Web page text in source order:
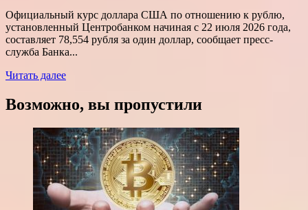
Официальный курс доллара США по отношению к рублю,
установленный Центробанком начиная с 22 июля 2026 года,
составляет 78,554 рубля за один доллар, сообщает пресс-
служба Банка...
Читать далееПрочитать
Курсы
и
евро,
установленные
ЦБ
РФ
на
Возможно, вы пропустили